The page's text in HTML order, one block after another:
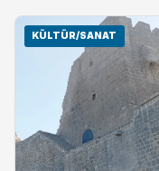
KÜLTÜR/SANAT